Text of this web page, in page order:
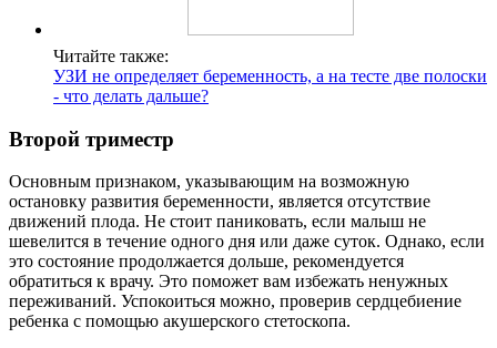
Читайте также:
УЗИ не определяет беременность, а на тесте две полоски
- что делать дальше?
Второй триместр
Основным признаком, указывающим на возможную
остановку развития беременности, является отсутствие
движений плода. Не стоит паниковать, если малыш не
шевелится в течение одного дня или даже суток. Однако, если
это состояние продолжается дольше, рекомендуется
обратиться к врачу. Это поможет вам избежать ненужных
переживаний. Успокоиться можно, проверив сердцебиение
ребенка с помощью акушерского стетоскопа.